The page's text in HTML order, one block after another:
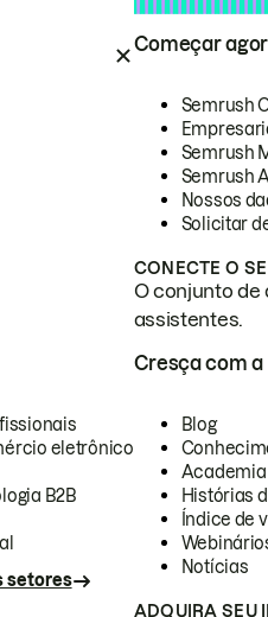
Começar
Semrush
Semrush
Semrush
Nossos
Solicitar
CONECTE O
O conjunto de
assistentes.
eletrônico
B2B
setores
Cresça com a
Blog
Academia
Histórias
Índice de
Notícias
ADQUIRA SEU